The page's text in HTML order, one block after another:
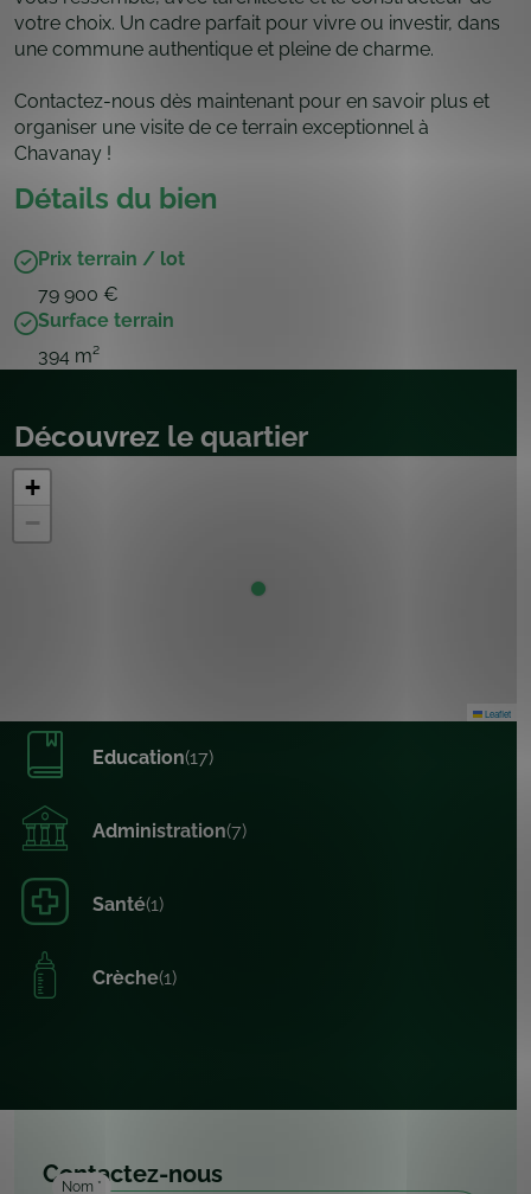
votre choix. Un cadre parfait pour vivre ou investir, dans
une commune authentique et pleine de charme.
Contactez-nous dès maintenant pour en savoir plus et
organiser une visite de ce terrain exceptionnel à
Chavanay !
Détails du bien
Prix terrain / lot
79 900 €
Surface terrain
394 m²
Découvrez le quartier
+
−
Leaflet
Education(17)
Administration(7)
Santé(1)
Crèche(1)
Contactez-nous
Nom *